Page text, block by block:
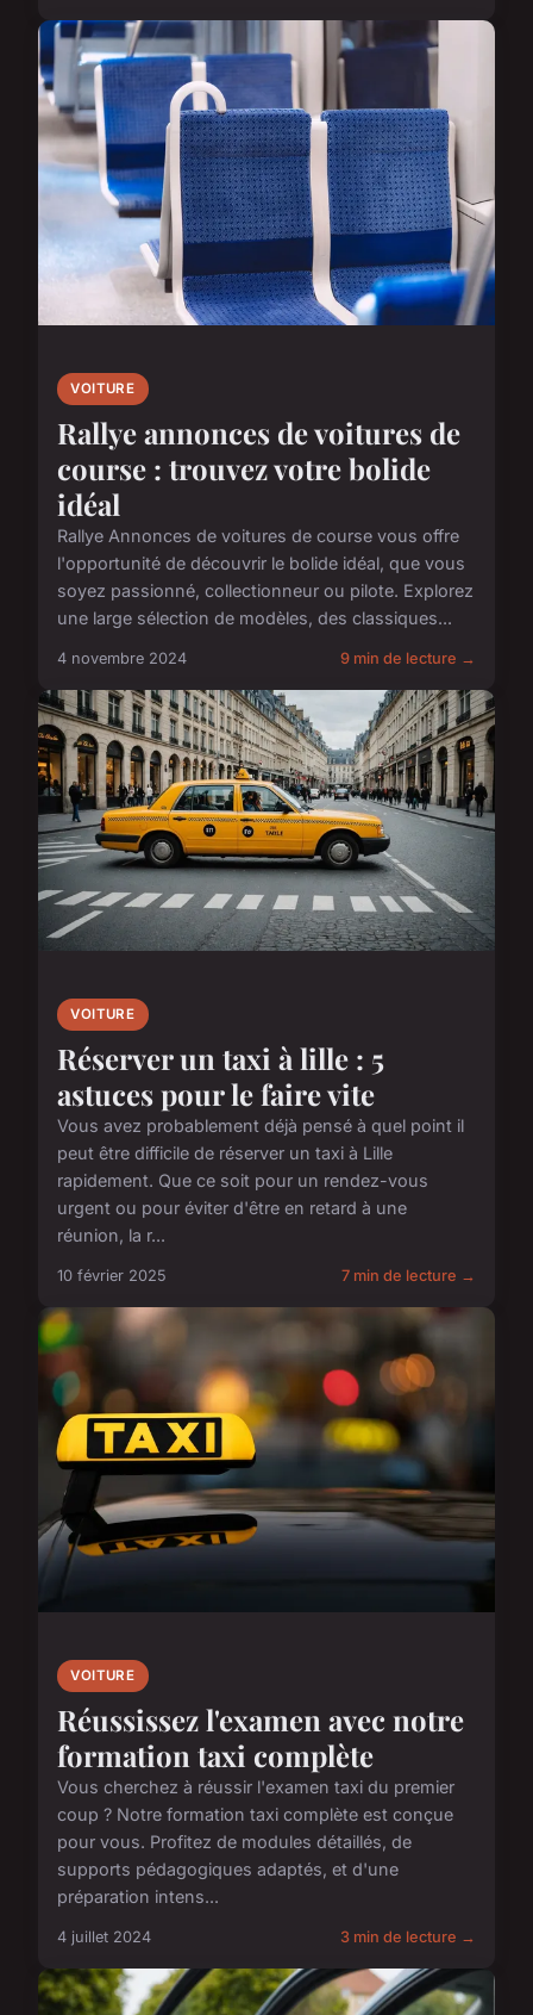
VOITURE
Rallye annonces de voitures de
course : trouvez votre bolide
idéal
Rallye Annonces de voitures de course vous offre
l'opportunité de découvrir le bolide idéal, que vous
soyez passionné, collectionneur ou pilote. Explorez
une large sélection de modèles, des classiques...
4 novembre 2024 9 min de lecture →
VOITURE
Réserver un taxi à lille : 5
astuces pour le faire vite
Vous avez probablement déjà pensé à quel point il
peut être difficile de réserver un taxi à Lille
rapidement. Que ce soit pour un rendez-vous
urgent ou pour éviter d'être en retard à une
réunion, la r...
10 février 2025 7 min de lecture →
VOITURE
Réussissez l'examen avec notre
formation taxi complète
Vous cherchez à réussir l'examen taxi du premier
coup ? Notre formation taxi complète est conçue
pour vous. Profitez de modules détaillés, de
supports pédagogiques adaptés, et d'une
préparation intens...
4 juillet 2024 3 min de lecture →